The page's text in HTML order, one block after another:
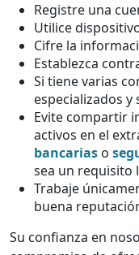
Registre una
Utilice
Cifre la
Establezca
Si tiene varias
especializados
Evite compartir
activos en el
bancarias o
sea un requisito
Trabaje
buena
Su confianza en